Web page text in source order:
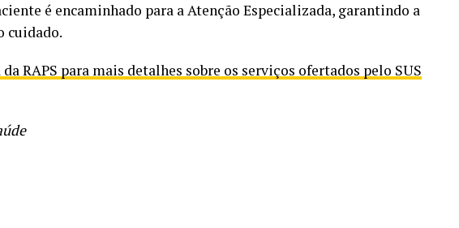
é encaminhado para a Atenção Especializada, garantindo a
cuidado.
da RAPS para mais detalhes sobre os serviços ofertados pelo SUS